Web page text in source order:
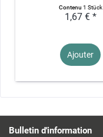
Contenu 1 Stück
1,67 € *
Ajouter
Bulletin d'information